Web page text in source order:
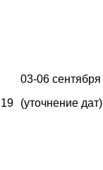
19
03-06 сентября
(уточнение дат)